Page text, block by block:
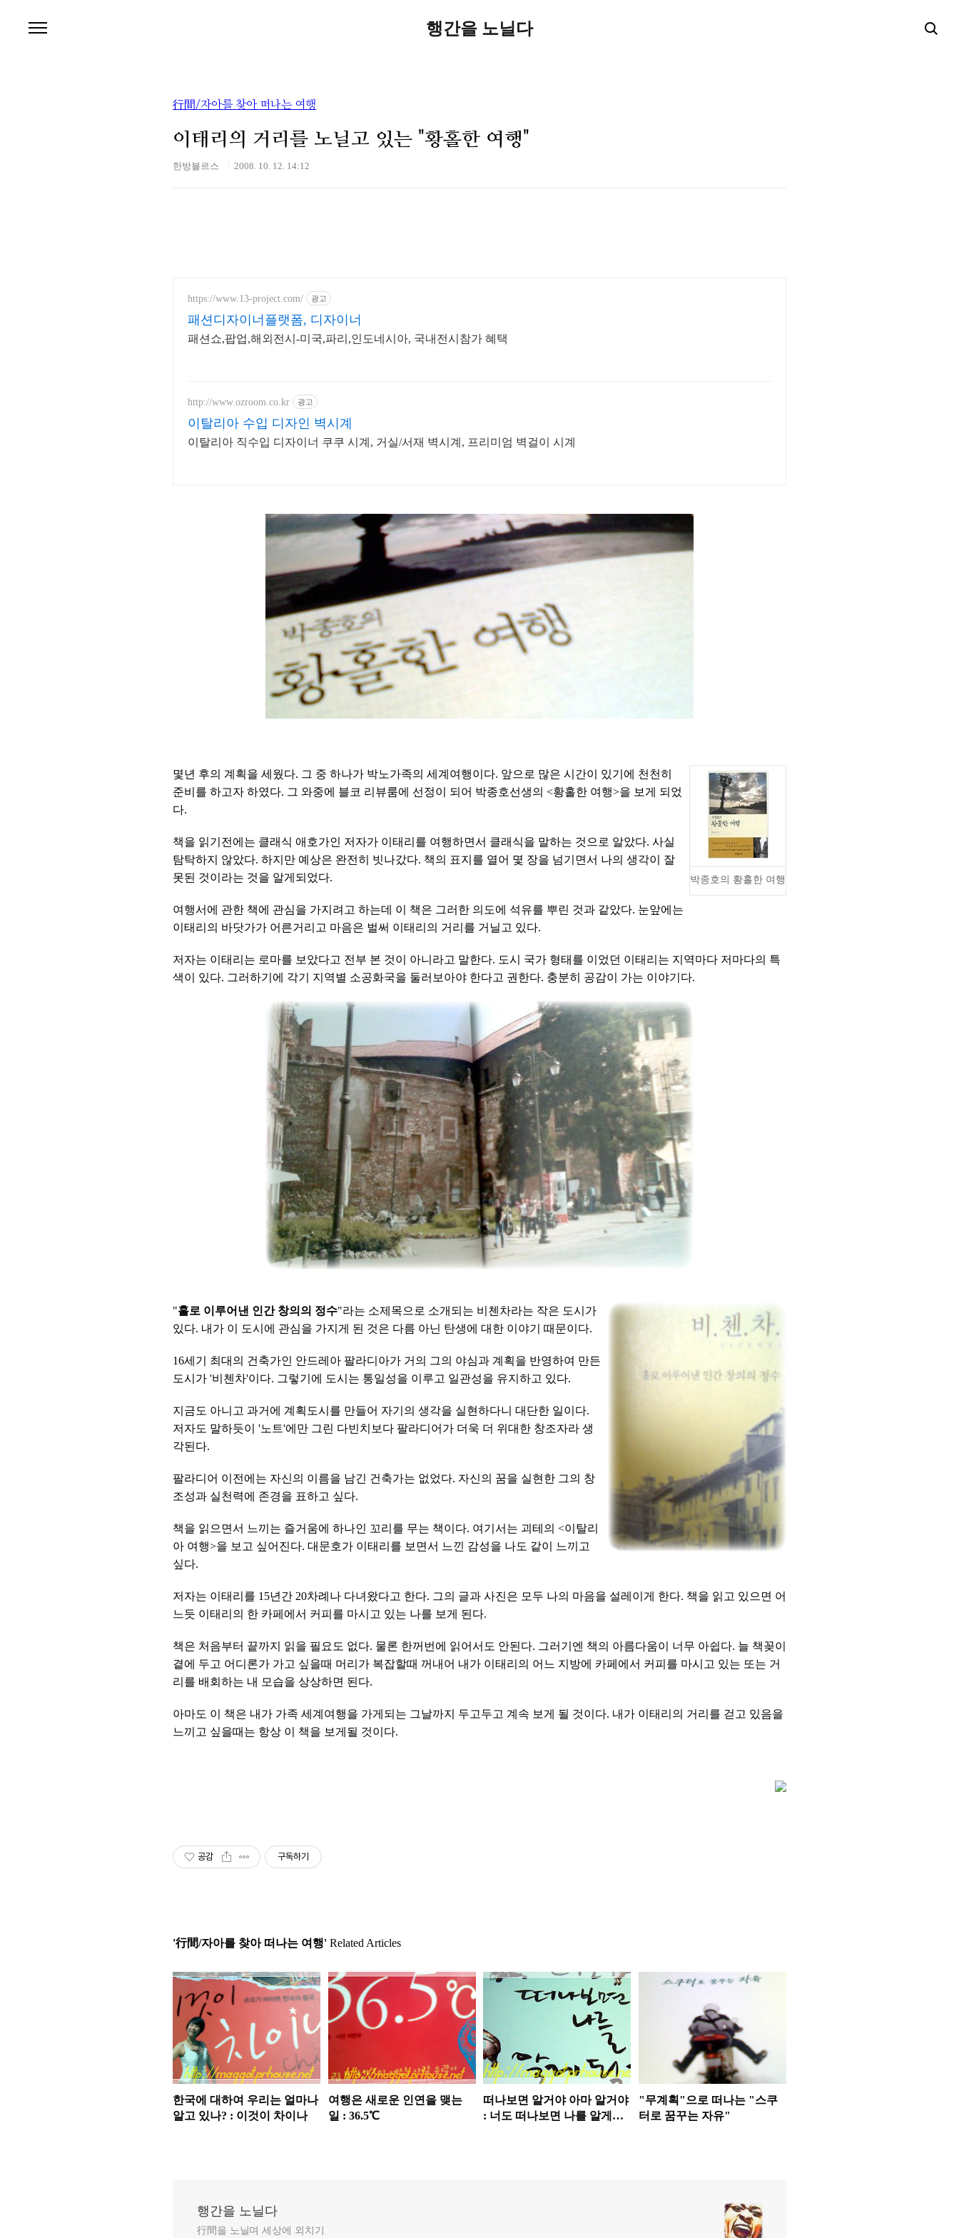
행간을 노닐다
行間/자아를 찾아 떠나는 여행
이태리의 거리를 노닐고 있는 "황홀한 여행"
한방블르스 2008. 10. 12. 14:12
https://www.13-project.com/ 광고
패션디자이너플랫폼, 디자이너
패션쇼,팝업,해외전시-미국,파리,인도네시아, 국내전시참가 혜택
http://www.ozroom.co.kr 광고
이탈리아 수입 디자인 벽시계
이탈리아 직수입 디자이너 쿠쿠 시계, 거실/서재 벽시계, 프리미엄 벽걸이 시계
박종호의 황홀한 여행
몇년 후의 계획을 세웠다. 그 중 하나가 박노가족의 세계여행이다. 앞으로 많은 시간이 있기에 천천히
준비를 하고자 하였다. 그 와중에 블코 리뷰룸에 선정이 되어 박종호선생의 <황홀한 여행>을 보게 되었
다.
책을 읽기전에는 클래식 애호가인 저자가 이태리를 여행하면서 클래식을 말하는 것으로 알았다. 사실
탐탁하지 않았다. 하지만 예상은 완전히 빗나갔다. 책의 표지를 열어 몇 장을 넘기면서 나의 생각이 잘
못된 것이라는 것을 알게되었다.
여행서에 관한 책에 관심을 가지려고 하는데 이 책은 그러한 의도에 석유를 뿌린 것과 같았다. 눈앞에는
이태리의 바닷가가 어른거리고 마음은 벌써 이태리의 거리를 거닐고 있다.
저자는 이태리는 로마를 보았다고 전부 본 것이 아니라고 말한다. 도시 국가 형태를 이었던 이태리는 지역마다 저마다의 특
색이 있다. 그러하기에 각기 지역별 소공화국을 둘러보아야 한다고 권한다. 충분히 공감이 가는 이야기다.
"홀로 이루어낸 인간 창의의 정수"라는 소제목으로 소개되는 비첸차라는 작은 도시가
있다. 내가 이 도시에 관심을 가지게 된 것은 다름 아닌 탄생에 대한 이야기 때문이다.
16세기 최대의 건축가인 안드레아 팔라디아가 거의 그의 야심과 계획을 반영하여 만든
도시가 '비첸차'이다. 그렇기에 도시는 통일성을 이루고 일관성을 유지하고 있다.
지금도 아니고 과거에 계획도시를 만들어 자기의 생각을 실현하다니 대단한 일이다.
저자도 말하듯이 '노트'에만 그린 다빈치보다 팔라디어가 더욱 더 위대한 창조자라 생
각된다.
팔라디어 이전에는 자신의 이름을 남긴 건축가는 없었다. 자신의 꿈을 실현한 그의 창
조성과 실천력에 존경을 표하고 싶다.
책을 읽으면서 느끼는 즐거움에 하나인 꼬리를 무는 책이다. 여기서는 괴테의 <이탈리
아 여행>을 보고 싶어진다. 대문호가 이태리를 보면서 느낀 감성을 나도 같이 느끼고
싶다.
저자는 이태리를 15년간 20차례나 다녀왔다고 한다. 그의 글과 사진은 모두 나의 마음을 설레이게 한다. 책을 읽고 있으면 어
느듯 이태리의 한 카페에서 커피를 마시고 있는 나를 보게 된다.
책은 처음부터 끝까지 읽을 필요도 없다. 물론 한꺼번에 읽어서도 안된다. 그러기엔 책의 아름다움이 너무 아쉽다. 늘 책꽂이
곁에 두고 어디론가 가고 싶을때 머리가 복잡할때 꺼내어 내가 이태리의 어느 지방에 카페에서 커피를 마시고 있는 또는 거
리를 배회하는 내 모습을 상상하면 된다.
아마도 이 책은 내가 가족 세계여행을 가게되는 그날까지 두고두고 계속 보게 될 것이다. 내가 이태리의 거리를 걷고 있음을
느끼고 싶을때는 항상 이 책을 보게될 것이다.
공감 구독하기
'行間/자아를 찾아 떠나는 여행' Related Articles
한국에 대하여 우리는 얼마나
알고 있나? : 이것이 차이나
여행은 새로운 인연을 맺는
일 : 36.5℃
떠나보면 알거야 아마 알거야
: 너도 떠나보면 나를 알게될
"무계획"으로 떠나는 "스쿠
터로 꿈꾸는 자유"
행간을 노닐다
行間을 노닐며 세상에 외치기